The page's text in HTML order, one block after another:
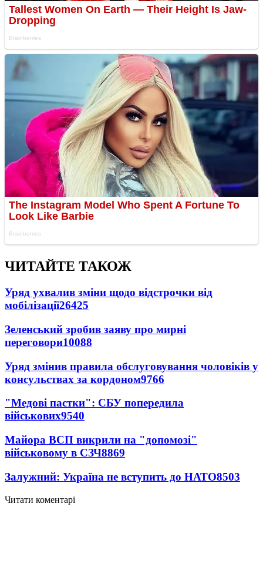
ЧИТАЙТЕ ТАКОЖ
Уряд ухвалив зміни щодо відстрочки від
мобілізації26425
Зеленський зробив заяву про мирні
переговори10088
Уряд змінив правила обслуговування чоловіків у
консульствах за кордоном9766
"Медові пастки": СБУ попередила
військових9540
Майора ВСП викрили на "допомозі"
військовому в СЗЧ8869
Залужний: Україна не вступить до НАТО8503
Читати коментарі